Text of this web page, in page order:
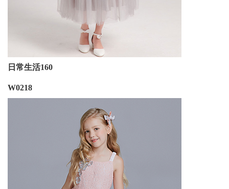
日常生活160
W0218